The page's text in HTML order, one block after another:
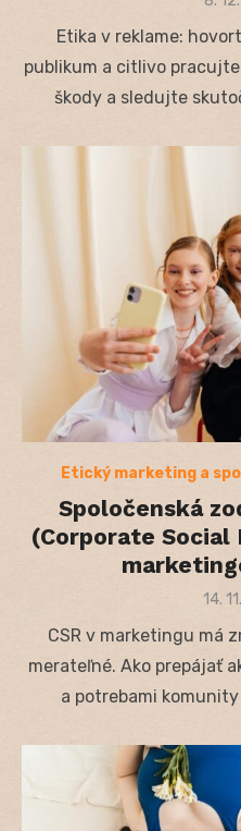
Etika v reklame:
publikum a citlivo
škody a sledujte
Etický marketing a
Spoločenská
(Corporate
14.
CSR v marketingu má
merateľné. Ako prepájať
a potrebami